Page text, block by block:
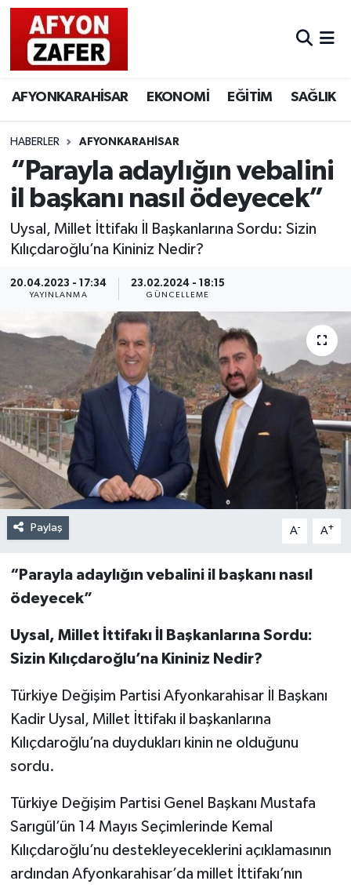
AFYONKARAHİSAR EKONOMİ EĞİTİM SAĞLIK
HABERLER AFYONKARAHİSAR
“Parayla adaylığın vebalini
il başkanı nasıl ödeyecek”
Uysal, Millet İttifakı İl Başkanlarına Sordu: Sizin
Kılıçdaroğlu’na Kininiz Nedir?
20.04.2023 - 17:34
YAYINLANMA
23.02.2024 - 18:15
GÜNCELLEME
Paylaş A- A+
“Parayla adaylığın vebalini il başkanı nasıl
ödeyecek”
Uysal, Millet İttifakı İl Başkanlarına Sordu:
Sizin Kılıçdaroğlu’na Kininiz Nedir?
Türkiye Değişim Partisi Afyonkarahisar İl Başkanı
Kadir Uysal, Millet İttifakı il başkanlarına
Kılıçdaroğlu’na duydukları kinin ne olduğunu
sordu.
Türkiye Değişim Partisi Genel Başkanı Mustafa
Sarıgül’ün 14 Mayıs Seçimlerinde Kemal
Kılıçdaroğlu’nu destekleyeceklerini açıklamasının
ardından Afyonkarahisar’da millet İttifakı’nın